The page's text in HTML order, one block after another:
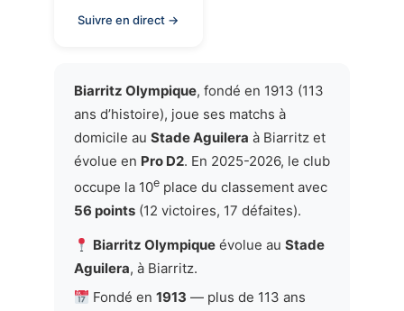
Suivre en direct →
Biarritz Olympique, fondé en 1913 (113
ans d’histoire), joue ses matchs à
domicile au Stade Aguilera à Biarritz et
évolue en Pro D2. En 2025-2026, le club
occupe la 10eplace du classement avec
56 points(12 victoires, 17 défaites).
Biarritz Olympiqueévolue au Stade
Aguilera, à Biarritz.
Fondé en 1913 — plus de 113 ans